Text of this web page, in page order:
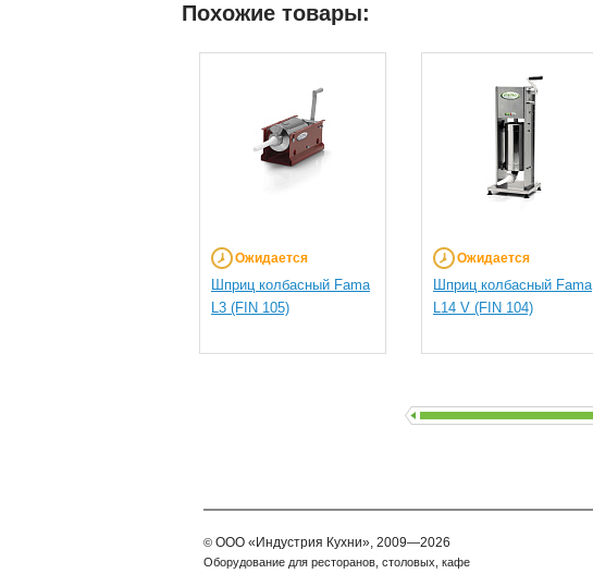
Похожие товары:
Ожидается
Шприц колбасный Fama
L3 (FIN 105)
Ожидается
Шприц колбасный Fama
L14 V (FIN 104)
© ООО «Индустрия Кухни», 2009—2026
Оборудование для ресторанов, столовых, кафе